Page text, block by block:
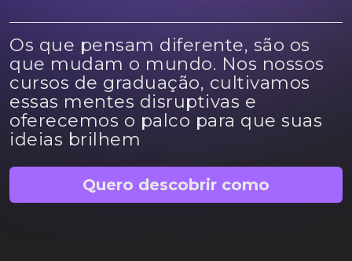
Os que pensam diferente, são os
que mudam o mundo. Nos nossos
cursos de graduação, cultivamos
essas mentes disruptivas e
oferecemos o palco para que suas
ideias brilhem
Quero descobrir como